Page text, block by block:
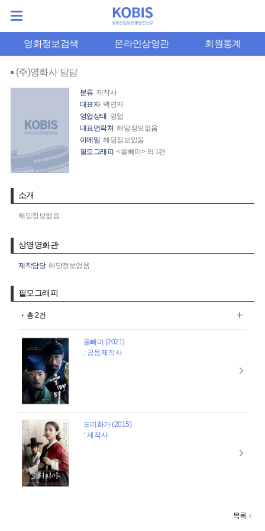
영화정보검색 온라인상영관 회원통계
(주)영화사 담담
분류 제작사
대표자 백연자
영업상태 영업
대표연락처 해당정보없음
이메일 해당정보없음
필모그래피 <올빼미> 외 1편
소개
해당정보없음
상영영화관
제작담당 해당정보없음
필모그래피
총 2건
올빼미 (2021)
: 공동제작사
도리화가 (2015)
: 제작사
목록